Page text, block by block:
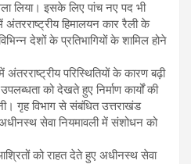
लिया। इसके लिए पांच नए पद भी
हिमालयन कार रैली के
देशों के प्रतिभागियों के शामिल होने
परिस्थितियों के कारण बढ़ी
को देखते हुए निर्माण कार्यों की
गृह विभाग से संबंधित उत्तराखंड
अधीनस्थ सेवा नियमावली में संशोधन को
को राहत देते हुए अधीनस्थ सेवा